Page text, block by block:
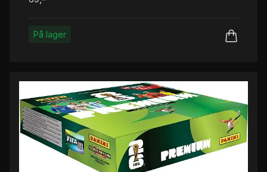
På lager